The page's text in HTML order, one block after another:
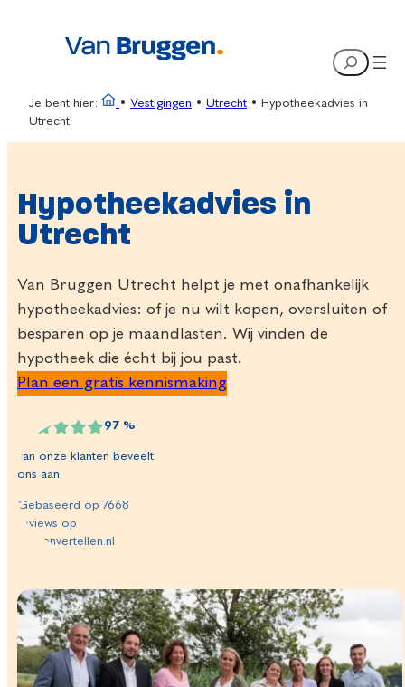
Search
Je bent hier: • Vestigingen • Utrecht •
Hypotheekadvies in
Utrecht
Hypotheekadvies in
Utrecht
Van Bruggen Utrecht helpt je met onafhankelijk
hypotheekadvies: of je nu wilt kopen, oversluiten of
besparen op je maandlasten. Wij vinden de
hypotheek die écht bij jou past.
Plan een gratis kennismaking
97 %
van onze klanten beveelt
ons aan.
Gebaseerd op 7668
reviews op
klantenvertellen.nl